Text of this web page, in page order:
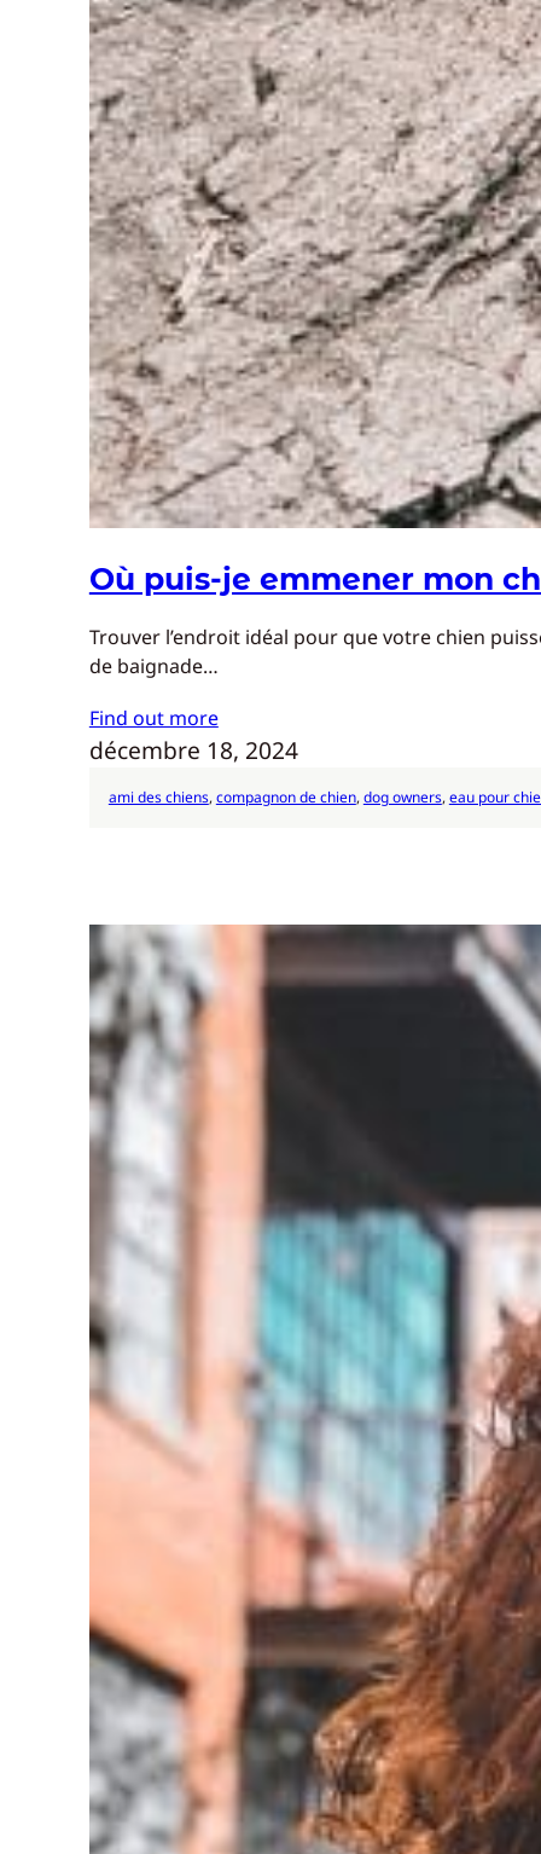
Où puis-je emmener mon
Trouver l’endroit idéal pour que votre chien
de baignade…
Find out more
décembre 18, 2024
ami des chiens, compagnon de chien, dog owners, eau pour